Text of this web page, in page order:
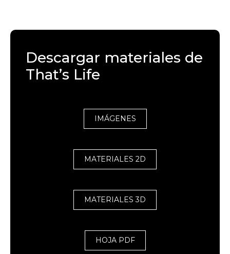
Descargar materiales de
That’s Life
IMÁGENES
MATERIALES 2D
MATERIALES 3D
HOJA PDF